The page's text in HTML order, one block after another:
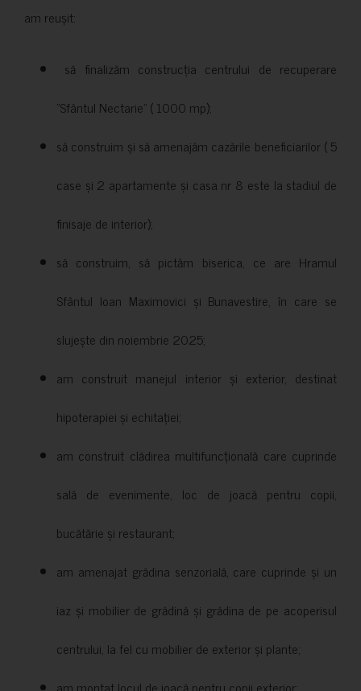
am reușit:
să finalizăm construcția centrului de recuperare
”Sfântul Nectarie” ( 1000 mp);
să construim și să amenajăm cazările beneficiarilor ( 5
case și 2 apartamente și casa nr 8 este la stadiul de
finisaje de interior);
să construim, să pictăm biserica, ce are Hramul
Sfântul Ioan Maximovici și Bunavestire, în care se
slujește din noiembrie 2025;
am construit manejul interior și exterior, destinat
hipoterapiei și echitației;
am construit clădirea multifuncțională care cuprinde
sală de evenimente, loc de joacă pentru copii,
bucătărie și restaurant;
am amenajat grădina senzorială, care cuprinde și un
iaz și mobilier de grădină și grădina de pe acoperisul
centrului, la fel cu mobilier de exterior și plante;